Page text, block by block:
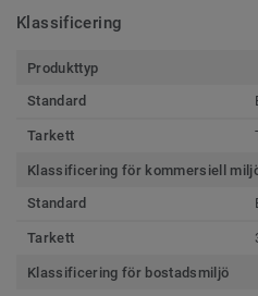
Klassificering
Produkttyp
Standard
Tarkett
Klassificering för kommersiell
Standard
Tarkett
Klassificering för bostadsmiljö